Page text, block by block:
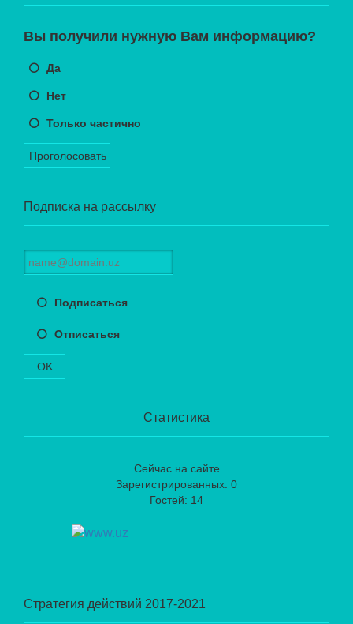
Вы получили нужную Вам информацию?
Да
Нет
Только частично
Проголосовать
Подписка на рассылку
Подписаться
Отписаться
OK
Статистика
Сейчас на сайте
Зарегистрированных: 0
Гостей: 14
Стратегия действий 2017-2021